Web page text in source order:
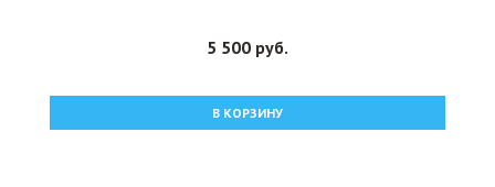
5 500 руб.
В КОРЗИНУ